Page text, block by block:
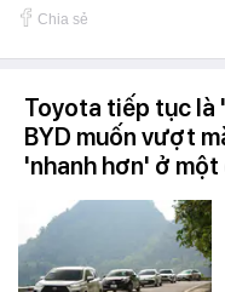
Chia sẻ
Toyota tiếp tục là
BYD muốn vượt
'nhanh hơn' ở một